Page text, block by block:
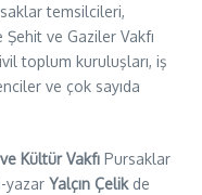
temsilcileri,
ve Gaziler Vakfı
toplum kuruluşları, iş
ve çok sayıda
Kültür Vakfı Pursaklar
yazar Yalçın Çelikde